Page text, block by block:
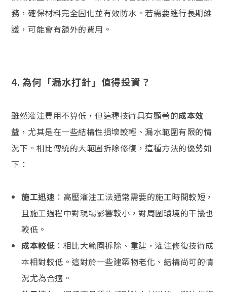
務，確保材料完全固化並有效防水。若需要進行長期維
護，可能會有額外的費用。
4. 為何「漏水打針」值得投資？
雖然灌注費用不算低，但這種技術具有顯著的成本效
益 ，尤其是在一些結構性損壞較輕、漏水範圍有限的情
況下。相比傳統的大範圍拆除修復，這種方法的優勢如
下：
施工迅速 ：高壓灌注工法通常需要的施工時間較短，
且施工過程中對現場影響較小，對周圍環境的干擾也
較低。
成本較低 ：相比大範圍拆除、重建，灌注修復技術成
本相對較低。這對於一些建築物老化、結構尚可的情
況尤為合適。